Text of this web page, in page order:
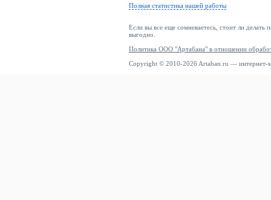
Полная статистика нашей работы
Если вы все еще сомневаетесь, стоит ли делать
выгодно.
Политика ООО "Артабана" в отношении
Copyright © 2010-2026 Artaban.ru — интернет-